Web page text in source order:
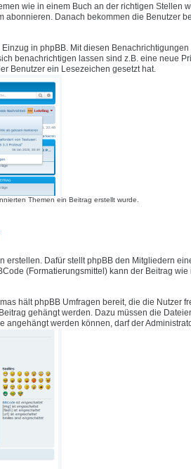
wie in einem Buch an der richtigen Stellen
abonnieren. Danach bekommen die Benutzer
in phpBB. Mit diesen
benachrichtigen lassen sind z.B. eine neue
Benutzer ein Lesezeichen gesetzt hat.
Themen ein Beitrag erstellt wurde.
erstellen. Dafür stellt phpBB den Mitgliedern
(Formatierungsmittel) kann der Beitrag
hält phpBB Umfragen bereit, die die Nutzer
gehängt werden. Dazu müssen die
angehängt werden können, darf der